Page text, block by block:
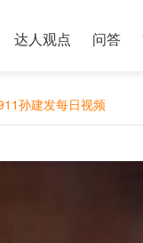
达人观点 问答
孙建发每日视频